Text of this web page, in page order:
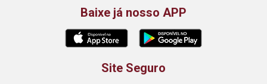
Baixe já nosso APP
Site Seguro